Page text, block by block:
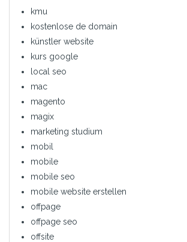
kmu
kostenlose de domain
künstler website
kurs google
local seo
mac
magento
magix
marketing studium
mobil
mobile
mobile seo
mobile website erstellen
offpage
offpage seo
offsite